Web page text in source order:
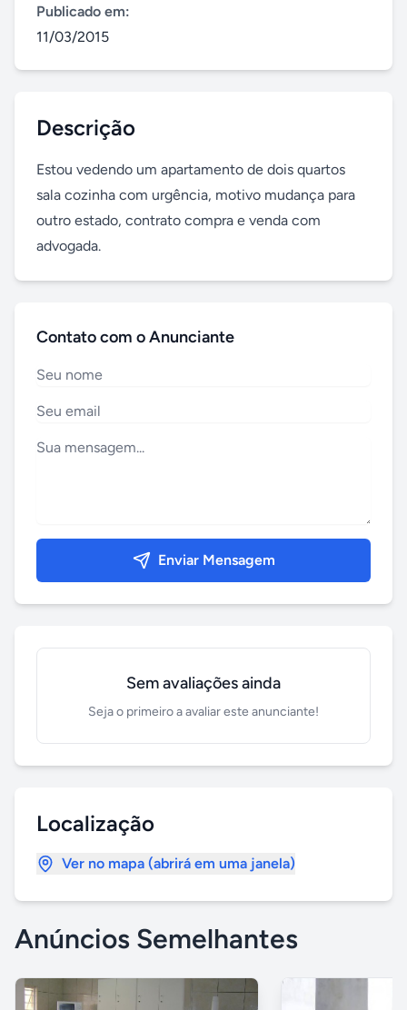
Publicado em:
11/03/2015
Descrição
Estou vedendo um apartamento de dois quartos
sala cozinha com urgência, motivo mudança para
outro estado, contrato compra e venda com
advogada.
Contato com o Anunciante
Enviar Mensagem
Sem avaliações ainda
Seja o primeiro a avaliar este anunciante!
Localização
Ver no mapa (abrirá em uma janela)
Anúncios Semelhantes